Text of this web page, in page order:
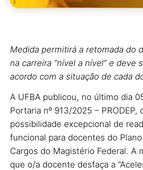
Medida permitirá a retomada do
na carreira “nível a nível” e deve
acordo com a situação de cada
A UFBA publicou, no último dia
Portaria nº 913/2025 – PRODEP,
possibilidade excepcional de
funcional para docentes do
Cargos do Magistério Federal. A
que o/a docente desfaça a